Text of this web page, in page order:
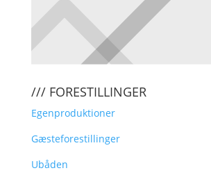
/// FORESTILLINGER
Egenproduktioner
Gæsteforestillinger
Ubåden